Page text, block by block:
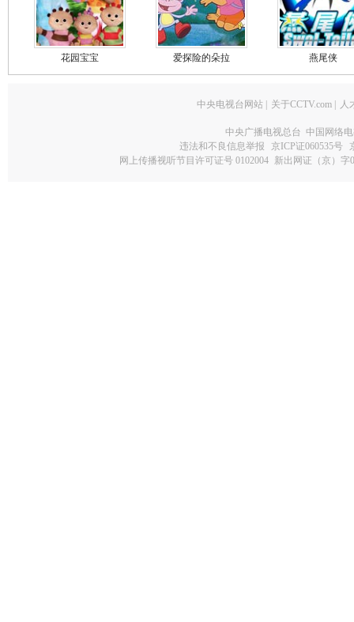
花园宝宝 爱探险的朵拉 燕尾侠
中央电视台网站 关于CCTV.com 人
中央广播电视总台 中国网络
违法和不良信息举报
京ICP证060535号
网上传播视听节目许可证号 0102004 新出网证（京）